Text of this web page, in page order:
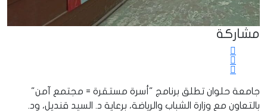
مشاركة
جامعة حلوان تطلق برنامج "أسرة مستقرة = مجتمع آمن"
بالتعاون مع وزارة الشباب والرياضة، برعاية د. السيد قنديل، ود.